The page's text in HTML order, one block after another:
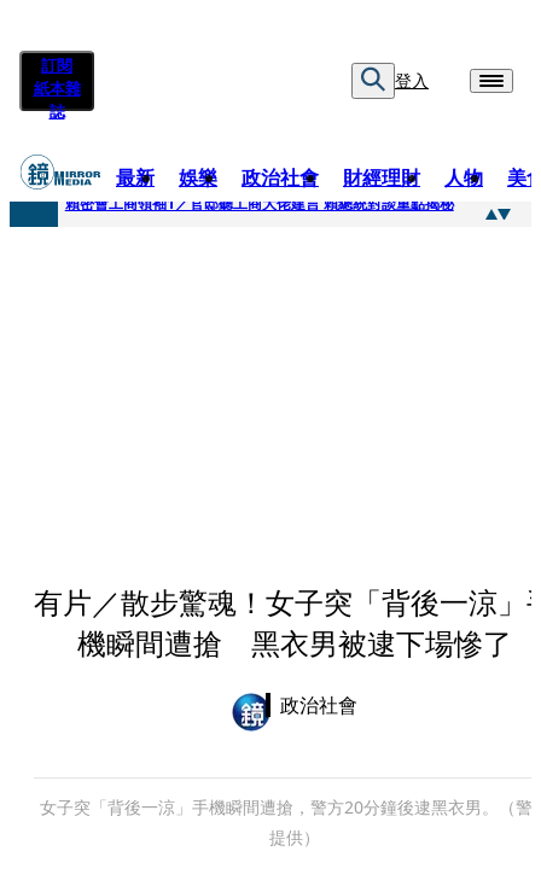
訂閱
紙本雜
誌
登入
最新 娛樂 政治社會 財經理財 人物 美
快訊
賴密會工商領袖1／官邸聽工商大佬建言 賴總統對談重點揭秘
有片／散步驚魂！女子突「背後一涼」
機瞬間遭搶 黑衣男被逮下場慘了
政治社會
女子突「背後一涼」手機瞬間遭搶，警方20分鐘後逮黑衣男。（警
提供）